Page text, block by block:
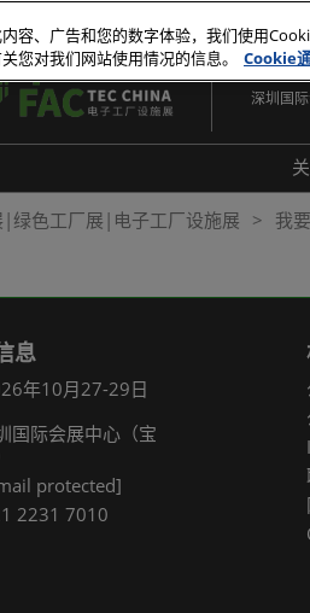
2026年
深圳国际
|绿色工厂展|电子工厂设施展 我
息
年10月27-29日
国际会展中心（宝
protected]
2231 7010
容、广告和您的数字体验，我们使用
您对我们网站使用情况的信息。
Cookie